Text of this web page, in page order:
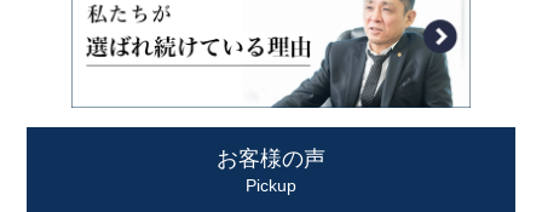
お客様の声
Pickup